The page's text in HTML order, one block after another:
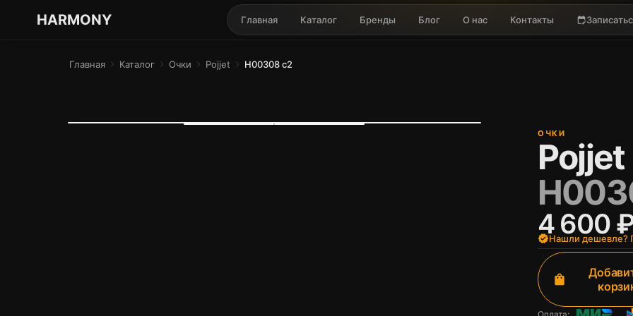
ГАРМОНИЯ ГЛАЗ
HARMONY Главная Каталог Бренды Блог О нас Контакты edit_calendar
Главная chevron_right Каталог chevron_right Очки chevron_right Pojjet chevron_right H00308 c2
ОЧКИ
Pojjet
4 600
verifiedНашли дешевле?
shopping_bag
Оплата: